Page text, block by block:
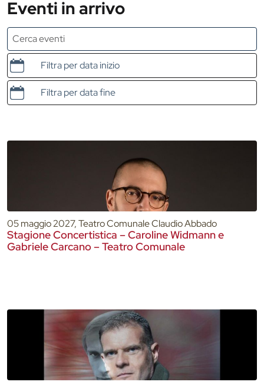
Eventi in arrivo
Data e ora di inizio
Data e ora di fine
05 maggio 2027, Teatro Comunale Claudio Abbado
Stagione Concertistica – Caroline Widmann e
Gabriele Carcano – Teatro Comunale